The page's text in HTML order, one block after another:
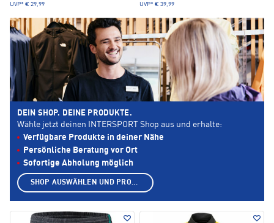
UVP* € 29,99
UVP* € 39,99
DEIN SHOP. DEINE PRODUKTE.
Wähle jetzt deinen INTERSPORT Shop aus und erhalte:
Verfügbare Produkte in deiner Nähe
Persönliche Beratung vor Ort
Sofortige Abholung möglich
SHOP AUSWÄHLEN UND PRODUKTE ANZEIGEN